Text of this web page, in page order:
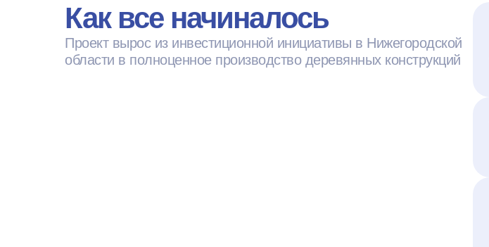
Как все начиналось
Проект вырос из инвестиционной инициативы в Нижегородской
области в полноценное производство деревянных конструкций